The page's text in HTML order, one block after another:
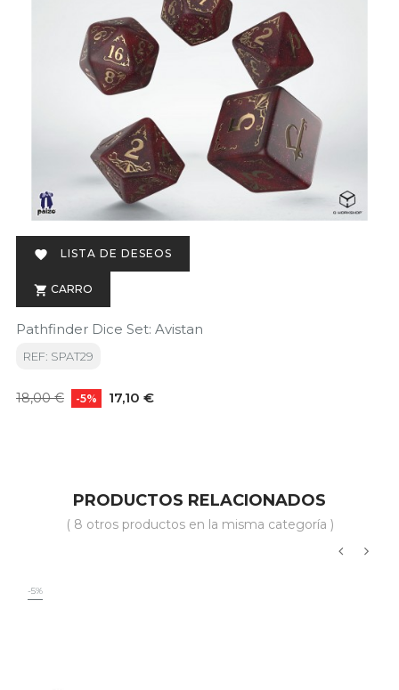
 LISTA DE DESEOS
 CARRO
Pathfinder Dice Set: Avistan
REF: SPAT29
Precio
18,00 € -5% Precio
17,10 €
PRODUCTOS RELACIONADOS
( 8 otros productos en la misma categoría )
-5%